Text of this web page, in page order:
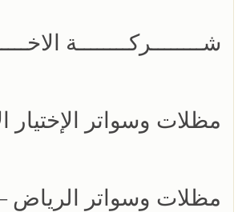
شــــــــركــــــــة
مظلات وسواتر
مظلات وسواتر